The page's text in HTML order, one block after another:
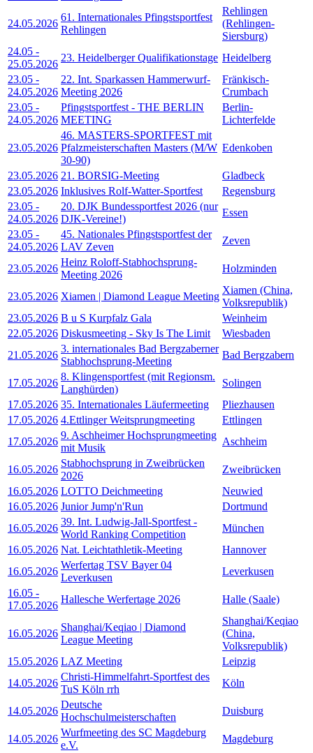
24.05.2026
61. Internationales Pfingstsportfest
Rehlingen
Rehlingen
(Rehlingen-
Siersburg)
24.05 -
25.05.2026
23. Heidelberger Qualifikationstage Heidelberg
23.05 -
24.05.2026
22. Int. Sparkassen Hammerwurf-
Meeting 2026
Fränkisch-
Crumbach
23.05 -
24.05.2026
Pfingstsportfest - THE BERLIN
MEETING
Berlin-
Lichterfelde
23.05.2026
46. MASTERS-SPORTFEST mit
Pfalzmeisterschaften Masters (M/W
30-90)
Edenkoben
23.05.2026 21. BORSIG-Meeting
Gladbeck
23.05.2026 Inklusives Rolf-Watter-Sportfest
Regensburg
23.05 -
24.05.2026
20. DJK Bundessportfest 2026 (nur
DJK-Vereine!)
Essen
23.05 -
24.05.2026
45. Nationales Pfingstsportfest der
LAV Zeven
Zeven
23.05.2026
Heinz Roloff-Stabhochsprung-
Meeting 2026
Holzminden
23.05.2026 Xiamen | Diamond League Meeting
Xiamen (China,
Volksrepublik)
23.05.2026 B u S Kurpfalz Gala
Weinheim
22.05.2026 Diskusmeeting - Sky Is The Limit
Wiesbaden
21.05.2026
3. internationales Bad Bergzaberner
Stabhochsprung-Meeting
Bad Bergzabern
17.05.2026
8. Klingensportfest (mit Regionsm.
Langhürden)
Solingen
17.05.2026 35. Internationales Läufermeeting
Pliezhausen
17.05.2026 4.Ettlinger Weitsprungmeeting
Ettlingen
17.05.2026
9. Aschheimer Hochsprungmeeting
mit Musik
Aschheim
16.05.2026
Stabhochsprung in Zweibrücken
2026
Zweibrücken
16.05.2026 LOTTO Deichmeeting
Neuwied
16.05.2026 Junior Jump'n'Run
Dortmund
16.05.2026
39. Int. Ludwig-Jall-Sportfest -
World Ranking Competition
München
16.05.2026 Nat. Leichtathletik-Meeting
Hannover
16.05.2026
Werfertag TSV Bayer 04
Leverkusen
Leverkusen
16.05 -
17.05.2026
Hallesche Werfertage 2026 Halle (Saale)
16.05.2026
Shanghai/Keqiao | Diamond
League Meeting
Shanghai/Keqiao
(China,
Volksrepublik)
15.05.2026 LAZ Meeting
Leipzig
14.05.2026
Christi-Himmelfahrt-Sportfest des
TuS Köln rrh
Köln
14.05.2026
Deutsche
Hochschulmeisterschaften
Duisburg
14.05.2026
Wurfmeeting des SC Magdeburg
e.V.
Magdeburg